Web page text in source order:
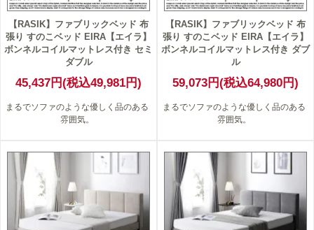
【RASIK】ファブリックベッド 布
張り すのこベッド EIRA【エイラ】
ボンネルコイルマットレス付き セミ
ダブル
45,437円(税込49,981円)
まるでソファのような優しく品のある
雰囲気。
【RASIK】ファブリックベッド 布
張り すのこベッド EIRA【エイラ】
ボンネルコイルマットレス付き ダブ
ル
59,073円(税込64,980円)
まるでソファのような優しく品のある
雰囲気。